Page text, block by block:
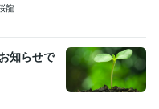
龍
知らせで